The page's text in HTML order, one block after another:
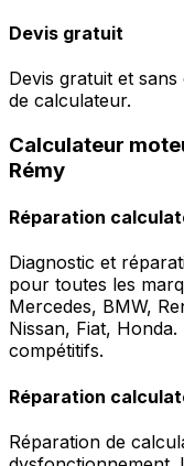
Devis gratuit
Devis gratuit et
de calculateur.
Calculateur
Rémy
Réparation
Diagnostic et
pour toutes les
Mercedes, BMW,
Nissan, Fiat,
compétitifs.
Réparation
Réparation de